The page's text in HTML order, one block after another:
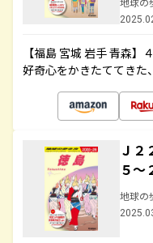
【福島 宮城 岩手 青森
好奇心をかきたててきた
Ｊ
５～
地球の